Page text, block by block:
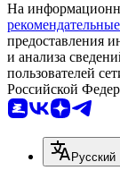
На
предоставления
и анализа
пользователей
Российской
Русский